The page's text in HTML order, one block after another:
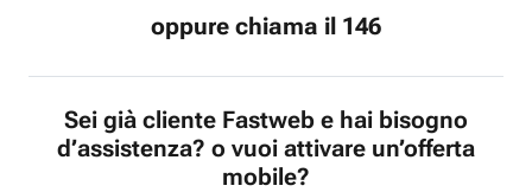
oppure chiama il 146
Sei già cliente Fastweb e hai bisogno
d’assistenza? o vuoi attivare un’offerta
mobile?